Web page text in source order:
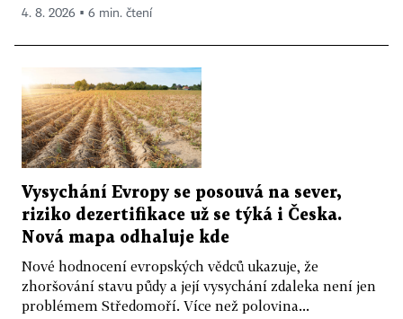
4. 8. 2026 ▪ 6 min. čtení
Vysychání Evropy se posouvá na sever,
riziko dezertifikace už se týká i Česka.
Nová mapa odhaluje kde
Nové hodnocení evropských vědců ukazuje, že
zhoršování stavu půdy a její vysychání zdaleka není jen
problémem Středomoří. Více než polovina...